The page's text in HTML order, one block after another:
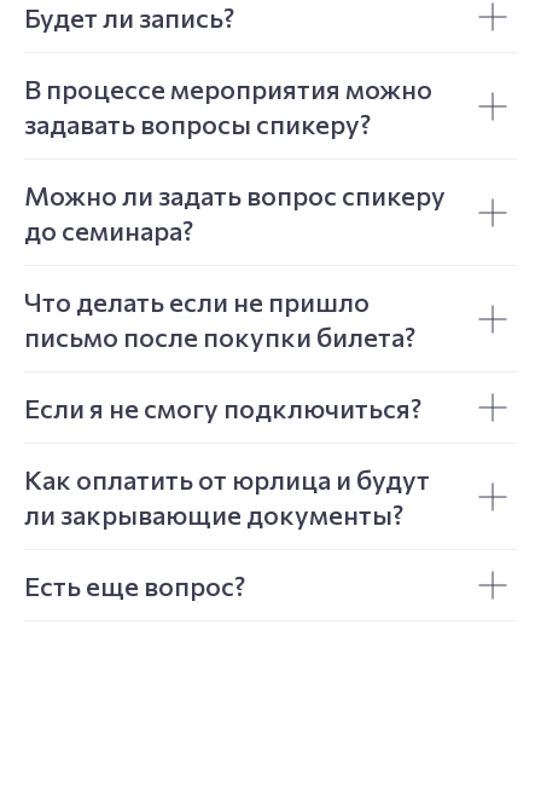
Будет ли запись?
В процессе мероприятия можно
задавать вопросы спикеру?
Можно ли задать вопрос спикеру
до семинара?
Что делать если не пришло
письмо после покупки билета?
Если я не смогу подключиться?
Как оплатить от юрлица и будут
ли закрывающие документы?
Есть еще вопрос?